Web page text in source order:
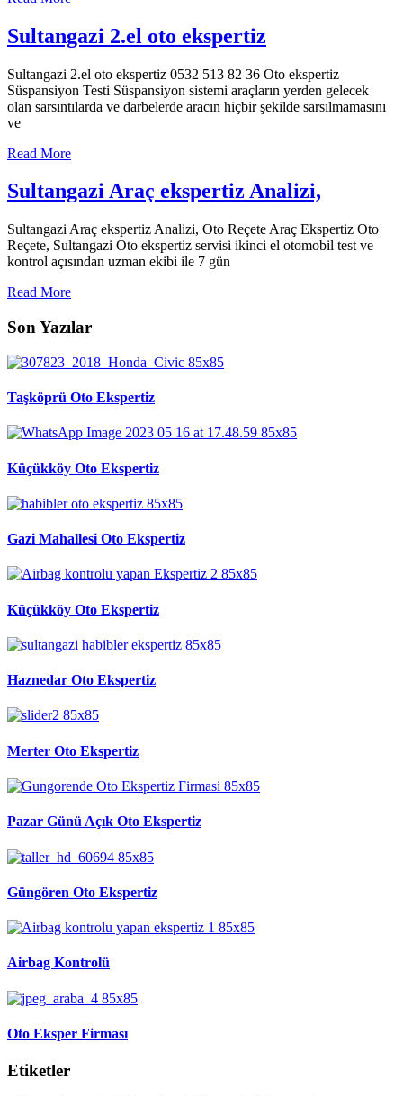
Sultangazi 2.el oto ekspertiz
Sultangazi 2.el oto ekspertiz 0532 513 82 36 Oto ekspertiz
Süspansiyon Testi Süspansiyon sistemi araçların yerden gelecek
olan sarsıntılarda ve darbelerde aracın hiçbir şekilde sarsılmamasını
ve
Read More
Sultangazi Araç ekspertiz Analizi,
Sultangazi Araç ekspertiz Analizi, Oto Reçete Araç Ekspertiz Oto
Reçete, Sultangazi Oto ekspertiz servisi ikinci el otomobil test ve
kontrol açısından uzman ekibi ile 7 gün
Read More
Son Yazılar
Taşköprü Oto Ekspertiz
Küçükköy Oto Ekspertiz
Gazi Mahallesi Oto Ekspertiz
Küçükköy Oto Ekspertiz
Haznedar Oto Ekspertiz
Merter Oto Ekspertiz
Pazar Günü Açık Oto Ekspertiz
Güngören Oto Ekspertiz
Airbag Kontrolü
Oto Eksper Firması
Etiketler